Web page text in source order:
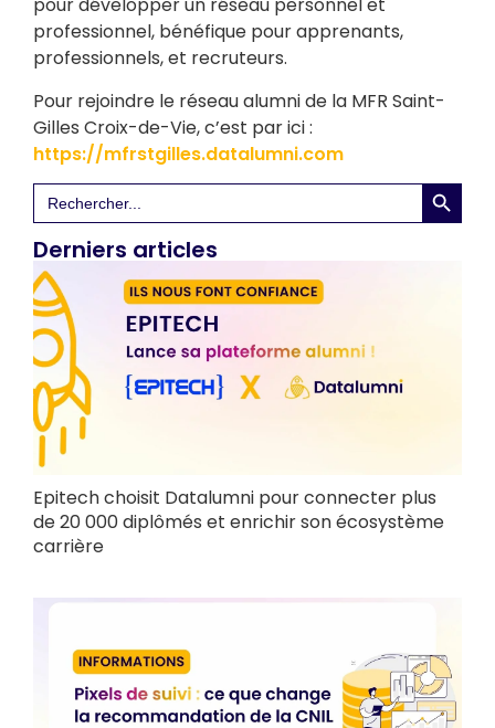
pour développer un réseau personnel et
professionnel, bénéfique pour apprenants,
professionnels, et recruteurs.
Pour rejoindre le réseau alumni de la MFR Saint-
Gilles Croix-de-Vie, c’est par ici :
https://mfrstgilles.datalumni.com
Search
for:
Search
Derniers articles
Epitech choisit Datalumni pour connecter plus
de 20 000 diplômés et enrichir son écosystème
carrière